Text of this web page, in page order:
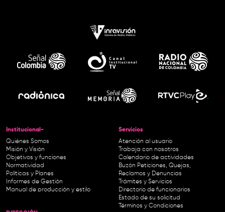
Institucional-
Quiénes Somos
Misión y Visión
Objetivos y funciones
Normatividad
Políticas y Planes
Informes de Gestión
Manual de producción y estilo
Servicios
Atención al usuario
Trabaja con nosotros
Calendario de actividades
Buzón Peticiones, Quejas,
Reclamos y Denuncias
Trámites y Servicios
Directorio de funcionarios
Estado de su solicitud
Términos y Condiciones